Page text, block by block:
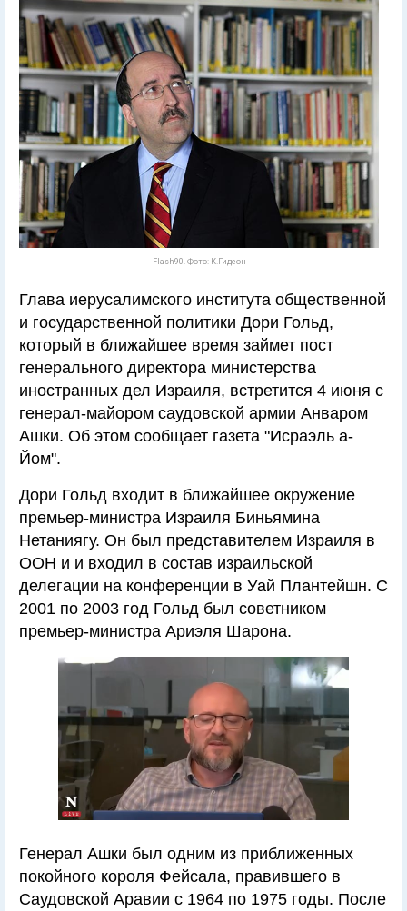
Flash90. Фото: К.Гидеон
Глава иерусалимского института общественной
и государственной политики Дори Гольд,
который в ближайшее время займет пост
генерального директора министерства
иностранных дел Израиля, встретится 4 июня с
генерал-майором саудовской армии Анваром
Ашки. Об этом сообщает газета "Исраэль а-
Йом".
Дори Гольд входит в ближайшее окружение
премьер-министра Израиля Биньямина
Нетаниягу. Он был представителем Израиля в
ООН и и входил в состав израильской
делегации на конференции в Уай Плантейшн. С
2001 по 2003 год Гольд был советником
премьер-министра Ариэля Шарона.
Генерал Ашки был одним из приближенных
покойного короля Фейсала, правившего в
Саудовской Аравии с 1964 по 1975 годы. После